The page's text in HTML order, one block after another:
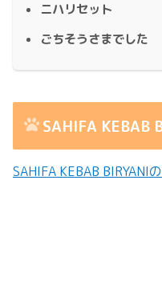
ニハリセット
ごちそうさまでした
SAHIFA KEBAB
SAHIFA KEBAB BIRYANI